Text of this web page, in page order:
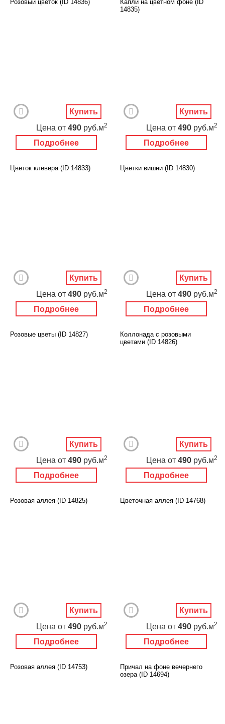
Розовый цветок (ID 14836)
Подробнее
Цена от 490 руб.м2
Купить
Капли на цветном фоне (ID
14835)
Подробнее
Цена от 490 руб.м2
Купить
Цветок клевера (ID 14833)
Подробнее
Цена от 490 руб.м2
Купить
Цветки вишни (ID 14830)
Подробнее
Цена от 490 руб.м2
Купить
Розовые цветы (ID 14827)
Подробнее
Цена от 490 руб.м2
Купить
Коллонада с розовыми
цветами (ID 14826)
Подробнее
Цена от 490 руб.м2
Купить
Розовая аллея (ID 14825)
Подробнее
Цена от 490 руб.м2
Купить
Цветочная аллея (ID 14768)
Подробнее
Цена от 490 руб.м2
Купить
Розовая аллея (ID 14753)
Причал на фоне вечернего
озера (ID 14694)